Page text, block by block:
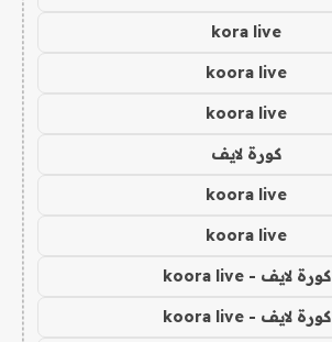
kora live
koora live
koora live
كورة لايف
koora live
koora live
كورة لايف - koora live
كورة لايف - koora live